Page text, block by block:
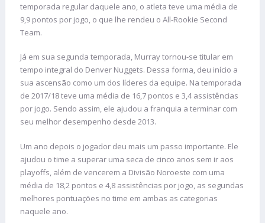
temporada regular daquele ano, o atleta teve uma média de
9,9 pontos por jogo, o que lhe rendeu o All-Rookie Second
Team.
Já em sua segunda temporada, Murray tornou-se titular em
tempo integral do Denver Nuggets. Dessa forma, deu início a
sua ascensão como um dos líderes da equipe. Na temporada
de 2017/18 teve uma média de 16,7 pontos e 3,4 assistências
por jogo. Sendo assim, ele ajudou a franquia a terminar com
seu melhor desempenho desde 2013.
Um ano depois o jogador deu mais um passo importante. Ele
ajudou o time a superar uma seca de cinco anos sem ir aos
playoffs, além de vencerem a Divisão Noroeste com uma
média de 18,2 pontos e 4,8 assistências por jogo, as segundas
melhores pontuações no time em ambas as categorias
naquele ano.